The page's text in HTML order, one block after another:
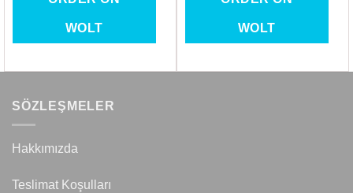
WOLT WOLT
SÖZLEŞMELER
Hakkımızda
Teslimat Koşulları